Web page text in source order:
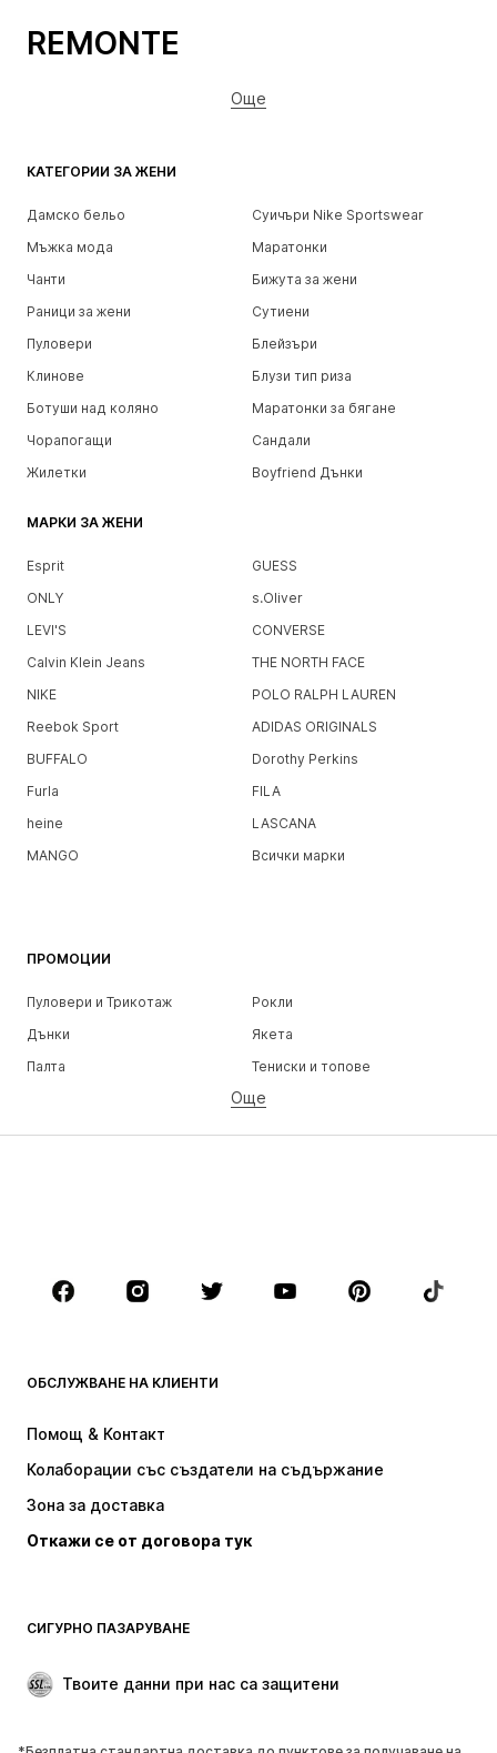
КАТЕГОРИИ ЗА ЖЕНИ
Дамско бельо
Суичъри Nike Sportswear
Мъжка мода
Маратонки
Чанти
Бижута за жени
Раници за жени
Сутиени
Пуловери
Блейзъри
Клинове
Блузи тип риза
Ботуши над коляно
Маратонки за бягане
Чорапогащи
Сандали
Жилетки
Boyfriend Дънки
МАРКИ ЗА ЖЕНИ
Esprit
GUESS
ONLY
s.Oliver
LEVI'S
CONVERSE
Calvin Klein Jeans
THE NORTH FACE
NIKE
POLO RALPH LAUREN
Reebok Sport
ADIDAS ORIGINALS
BUFFALO
Dorothy Perkins
Furla
FILA
heine
LASCANA
MANGO
Всички марки
ПРОМОЦИИ
Пуловери и Трикотаж
Рокли
Дънки
Якета
Палта
Тениски и топове
Бельо
Поли
Блузи и туники
Аксесоари
Premium
НОВО
Пуловери и Трикотаж
Бельо
Палта
Поли
Специални Поводи
Още
ОБСЛУЖВАНЕ НА КЛИЕНТИ
Помощ & Контакт
Колаборации със създатели на съдържание
Зона за доставка
Откажи се от договора тук
СИГУРНО ПАЗАРУВАНЕ
Твоите данни при нас са защитени
REMONTE
Още